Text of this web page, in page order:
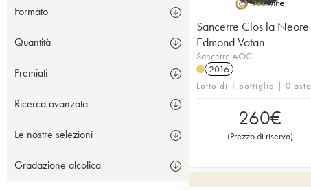
Formato
Quantità
Premiati
Ricerca avanzata
Le nostre selezioni
Gradazione alcolica
Sancerre Clos la Neore
Edmond Vatan
Sancerre AOC
2016
Lotto di 1 bottiglia | 0 aste
260€
(Prezzo di riserva)